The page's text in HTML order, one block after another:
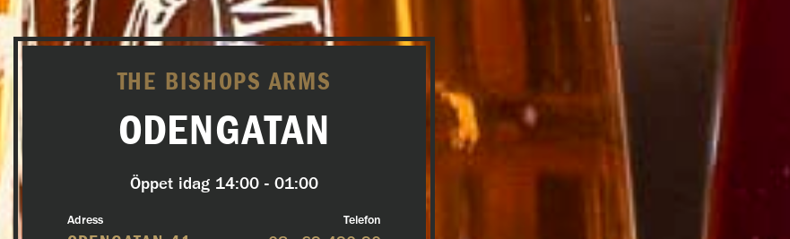
THE BISHOPS ARMS
ODENGATAN
Öppet idag 14:00 - 01:00
Adress Telefon